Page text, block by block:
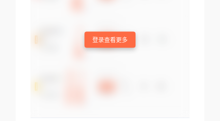
登录查看更多